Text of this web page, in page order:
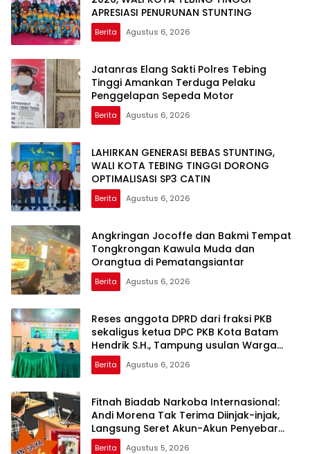
APRESIASI PENURUNAN STUNTING
Berita Agustus 6, 2026
Jatanras Elang Sakti Polres Tebing
Tinggi Amankan Terduga Pelaku
Penggelapan Sepeda Motor
Berita Agustus 6, 2026
LAHIRKAN GENERASI BEBAS STUNTING,
WALI KOTA TEBING TINGGI DORONG
OPTIMALISASI SP3 CATIN
Berita Agustus 6, 2026
Angkringan Jocoffe dan Bakmi Tempat
Tongkrongan Kawula Muda dan
Orangtua di Pematangsiantar
Berita Agustus 6, 2026
Reses anggota DPRD dari fraksi PKB
sekaligus ketua DPC PKB Kota Batam
Hendrik S.H., Tampung usulan Warga
Patam Indah Minta Jalan, Ambulans, dan
Sarana Olahraga
Berita Agustus 6, 2026
Fitnah Biadab Narkoba Internasional:
Andi Morena Tak Terima Diinjak-injak,
Langsung Seret Akun-Akun Penyebar
Hoaks ke Polda Kepri!
Berita Agustus 5, 2026